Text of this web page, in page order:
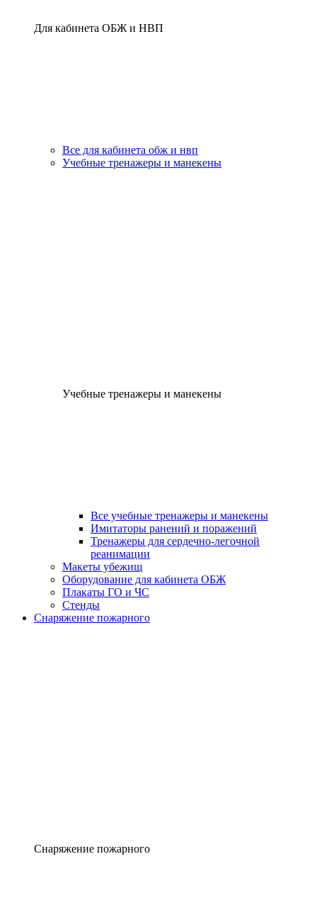
Для кабинета ОБЖ и НВП
Все для кабинета обж и нвп
Учебные тренажеры и манекены
Учебные тренажеры и манекены
Все учебные тренажеры и манекены
Имитаторы ранений и поражений
Тренажеры для сердечно-легочной
реанимации
Макеты убежищ
Оборудование для кабинета ОБЖ
Плакаты ГО и ЧС
Стенды
Снаряжение пожарного
Снаряжение пожарного